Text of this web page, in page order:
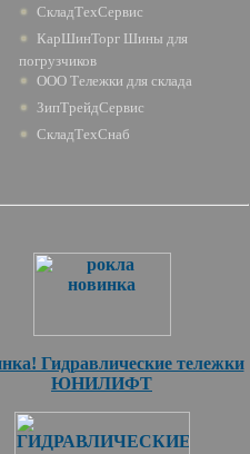
СкладТехСервис
КарШинТорг Шины для
погрузчиков
ООО Тележки для склада
ЗипТрейдСервис
СкладТехСнаб
Гидравлические тележки
ЮНИЛИФТ